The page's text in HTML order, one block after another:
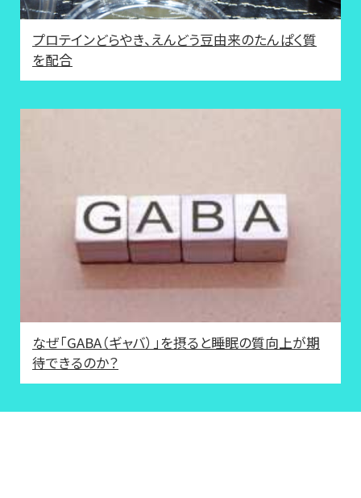
プロテインどらやき、えんどう豆由来のたんぱく質
を配合
なぜ「GABA（ギャバ）」を摂ると睡眠の質向上が期
待できるのか？